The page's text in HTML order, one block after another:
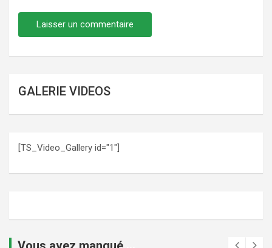
GALERIE VIDEOS
[TS_Video_Gallery id="1"]